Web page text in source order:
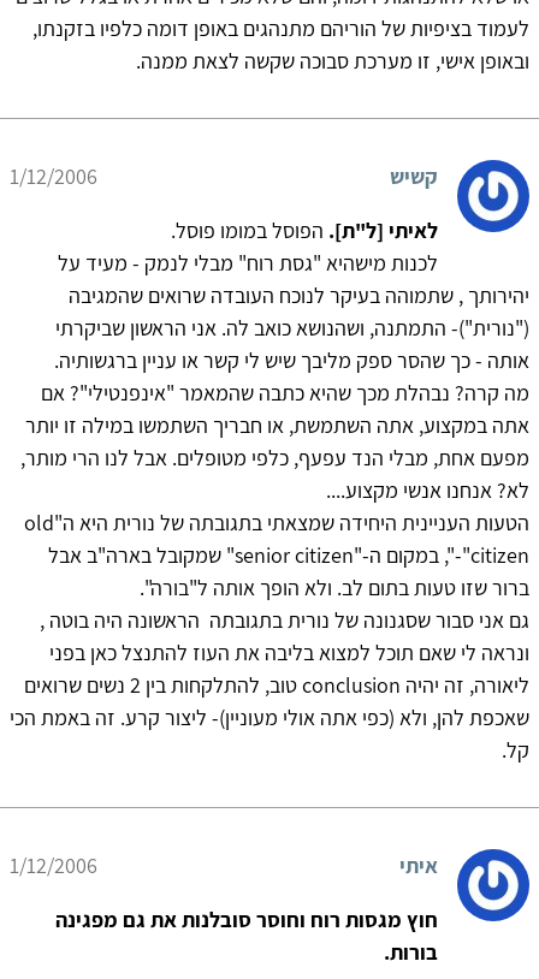
לעמוד בציפיות של הוריהם מתנהגים באופן דומה כלפיו בזקנתו,
ובאופן אישי, זו מערכת סבוכה שקשה לצאת ממנה.
קשיש
1/12/2006
לאיתי [ל"ת]. הפוסל במומו פוסל.
לכנות מישהיא "גסת רוח" מבלי לנמק - מעיד על
יהירותך , שתמוהה בעיקר לנוכח העובדה שרואים שהמגיבה
("נורית")- התמתנה, ושהנושא כואב לה. אני הראשון שביקרתי
אותה - כך שהסר ספק מליבך שיש לי קשר או עניין ברגשותיה.
מה קרה? נבהלת מכך שהיא כתבה שהמאמר "אינפנטילי"? אם
אתה במקצוע, אתה השתמשת, או חבריך השתמשו במילה זו יותר
מפעם אחת, מבלי הנד עפעף, כלפי מטופלים. אבל לנו הרי מותר,
לא? אנחנו אנשי מקצוע....
הטעות העניינית היחידה שמצאתי בתגובתה של נורית היא ה"old
citizen"-", במקום ה-"senior citizen" שמקובל בארה"ב אבל
ברור שזו טעות בתום לב. ולא הופך אותה ל"בורה".
גם אני סבור שסגנונה של נורית בתגובתה הראשונה היה בוטה ,
ונראה לי שאם תוכל למצוא בליבה את העוז להתנצל כאן בפני
ליאורה, זה יהיה conclusion טוב, להתלקחות בין 2 נשים שרואים
שאכפת להן, ולא (כפי אתה אולי מעוניין)- ליצור קרע. זה באמת הכי
קל.
איתי
1/12/2006
חוץ מגסות רוח וחוסר סובלנות את גם מפגינה
בורות.